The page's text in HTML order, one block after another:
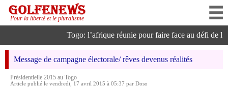
Pour la liberté et le pluralisme
Togo: l’afrique réunie pour faire face au défi de
Message de campagne électorale/ rêves devenus réalités
Présidentielle 2015 au Togo
Article publié le vendredi, 17 avril 2015 à 05:37 par Doso